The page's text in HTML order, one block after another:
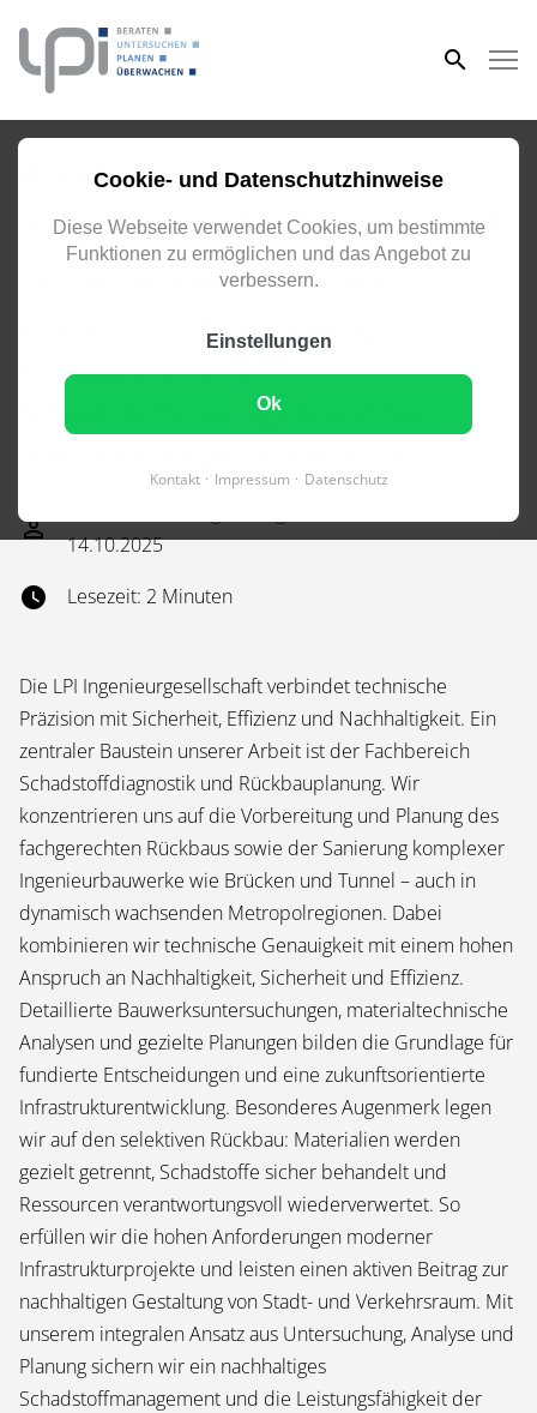
Cookie- und Datenschutzhinweise
Diese Webseite verwendet Cookies, um bestimmte
Funktionen zu ermöglichen und das Angebot zu
verbessern.
Einstellungen
Ok
Kontakt Impressum Datenschutz
Rückbau &
Schadstoffmanagement mit LPI
LPI verbindet technische
Präzision mit nachhaltigem
Rückbau und sicherem
Schadstoffmanagement für
14.10.2025
Lesezeit: 2 Minuten
Die LPI Ingenieurgesellschaft verbindet technische
Präzision mit Sicherheit, Effizienz und Nachhaltigkeit. Ein
zentraler Baustein unserer Arbeit ist der Fachbereich
Schadstoffdiagnostik und Rückbauplanung. Wir
konzentrieren uns auf die Vorbereitung und Planung des
fachgerechten Rückbaus sowie der Sanierung komplexer
Ingenieurbauwerke wie Brücken und Tunnel – auch in
dynamisch wachsenden Metropolregionen. Dabei
kombinieren wir technische Genauigkeit mit einem hohen
Anspruch an Nachhaltigkeit, Sicherheit und Effizienz.
Detaillierte Bauwerksuntersuchungen, materialtechnische
Analysen und gezielte Planungen bilden die Grundlage für
fundierte Entscheidungen und eine zukunftsorientierte
Infrastrukturentwicklung. Besonderes Augenmerk legen
wir auf den selektiven Rückbau: Materialien werden
gezielt getrennt, Schadstoffe sicher behandelt und
Ressourcen verantwortungsvoll wiederverwertet. So
erfüllen wir die hohen Anforderungen moderner
Infrastrukturprojekte und leisten einen aktiven Beitrag zur
nachhaltigen Gestaltung von Stadt- und Verkehrsraum. Mit
unserem integralen Ansatz aus Untersuchung, Analyse und
Planung sichern wir ein nachhaltiges
Schadstoffmanagement und die Leistungsfähigkeit der